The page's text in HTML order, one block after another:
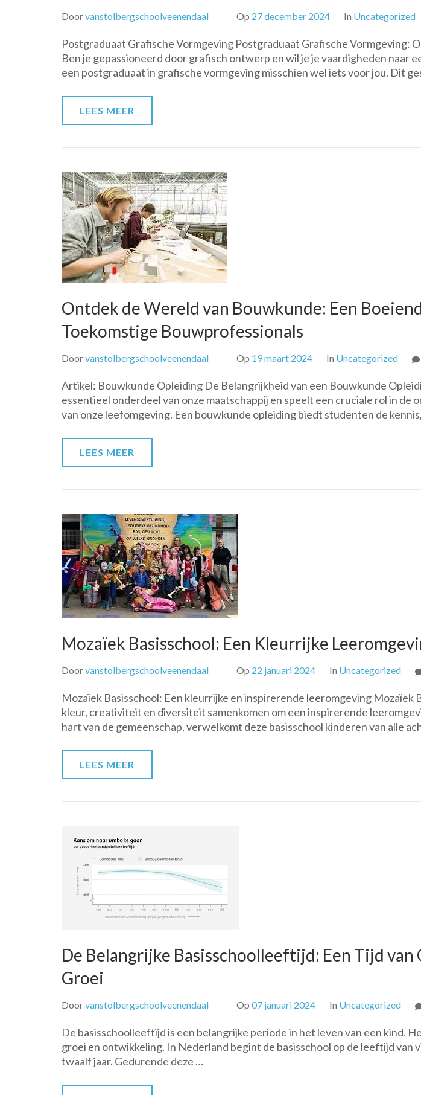
Doorvanstolbergschoolveenendaal Op 27 december 2024 In Uncategorized
Postgraduaat Grafische Vormgeving Postgraduaat Grafische Vormgeving:
Ben je gepassioneerd door grafisch ontwerp en wil je je vaardigheden naar
een postgraduaat in grafische vormgeving misschien wel iets voor jou. Dit
LEES MEER
Ontdek de Wereld van Bouwkunde: Een
Toekomstige Bouwprofessionals
Doorvanstolbergschoolveenendaal Op 19 maart 2024 In Uncategorized
Artikel: Bouwkunde Opleiding De Belangrijkheid van een Bouwkunde
essentieel onderdeel van onze maatschappij en speelt een cruciale rol in de
van onze leefomgeving. Een bouwkunde opleiding biedt studenten de
LEES MEER
Mozaïek Basisschool: Een Kleurrijke
Doorvanstolbergschoolveenendaal Op 22 januari 2024 In Uncategorized
Mozaïek Basisschool: Een kleurrijke en inspirerende leeromgeving Mozaïek
kleur, creativiteit en diversiteit samenkomen om een inspirerende
hart van de gemeenschap, verwelkomt deze basisschool kinderen van alle
LEES MEER
De Belangrijke Basisschoolleeftijd: Een Tijd
Groei
Doorvanstolbergschoolveenendaal Op 07 januari 2024 In Uncategorized
De basisschoolleeftijd is een belangrijke periode in het leven van een kind.
groei en ontwikkeling. In Nederland begint de basisschool op de leeftijd van
twaalf jaar. Gedurende deze …